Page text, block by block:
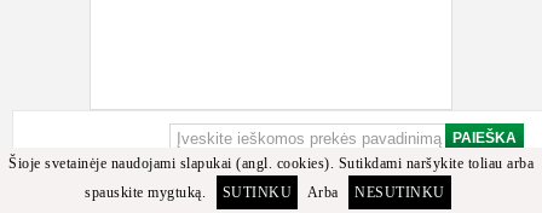
Apgailestaujame, bet minėtos detalės arba jos analogų tarp turimų prekių nerasta.
Šioje svetainėje naudojami slapukai (angl. cookies). Sutikdami naršykite toliau arba
spauskite mygtuką.
SUTINKU Arba NESUTINKU